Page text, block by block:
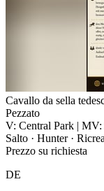
Cavallo da sella
Pezzato
V: Central Park |
Salto · Hunter ·
Prezzo su richiesta
DE